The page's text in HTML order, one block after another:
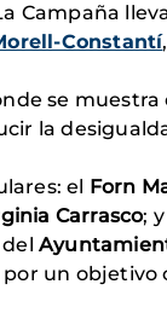
Campaña
Constantí,
se muestra
la
el Forn
Carrasco;
del
un objetivo